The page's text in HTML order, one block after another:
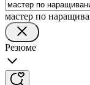
мастер по
Резюме